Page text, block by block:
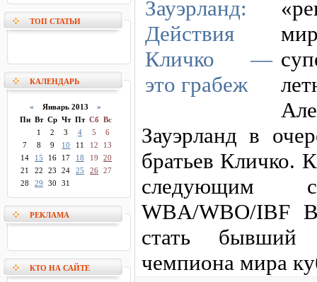
ТОП СТАТЬИ
КАЛЕНДАРЬ
« Январь 2013»
Пн Вт Ср Чт Пт Сб Вс
1
2 3 4 5
6
7
8 9 10 11 12
13
14
15 16 17 18 19
20
21
22 23 24 25 26 27
28
29 30 31
РЕКЛАМА
КТО НА САЙТЕ
Зауэрланд в
братьев Кличко.
следующим
WBA/WBO/IBF
стать бывший
чемпиона мира